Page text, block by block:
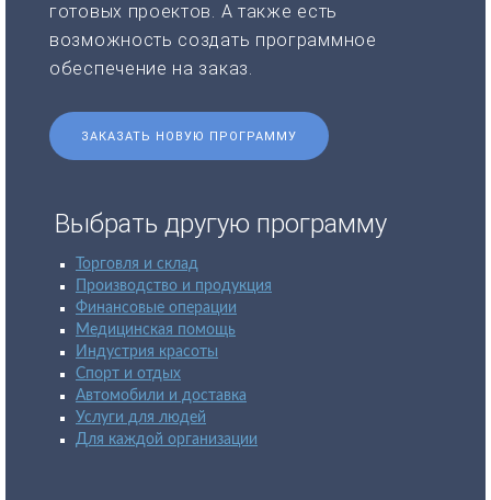
готовых проектов. А также есть
возможность создать программное
обеспечение на заказ.
ЗАКАЗАТЬ НОВУЮ ПРОГРАММУ
Выбрать другую программу
Торговля и склад
Производство и продукция
Финансовые операции
Медицинская помощь
Индустрия красоты
Спорт и отдых
Автомобили и доставка
Услуги для людей
Для каждой организации